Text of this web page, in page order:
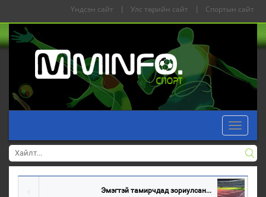
Үндсэн сайт | Улс төрийн сайт | Спортын сайт
Toggle
Эмэгтэй тамирчдад зориулсан...